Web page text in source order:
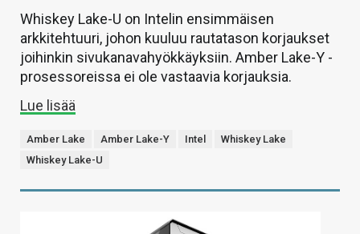
Whiskey Lake-U on Intelin ensimmäisen
arkkitehtuuri, johon kuuluu rautatason korjaukset
joihinkin sivukanavahyökkäyksiin. Amber Lake-Y -
prosessoreissa ei ole vastaavia korjauksia.
Lue lisää
Amber Lake Amber Lake-Y Intel
Whiskey Lake
Whiskey Lake-U